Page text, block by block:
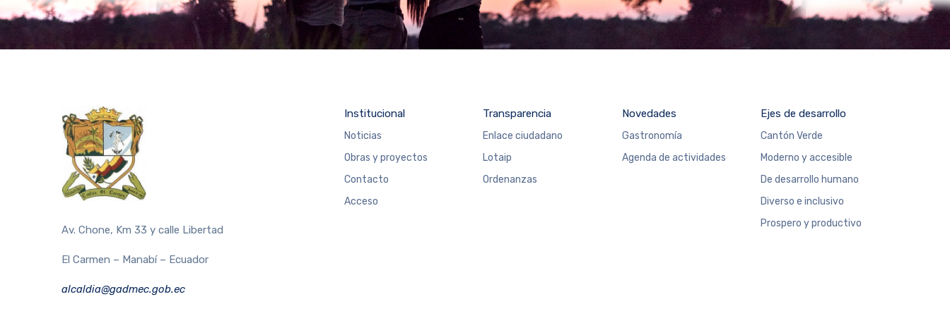
Av. Chone, Km 33 y calle Libertad
El Carmen – Manabí – Ecuador
alcaldia@gadmec.gob.ec
Institucional
Noticias
Obras y proyectos
Contacto
Acceso
Transparencia
Enlace ciudadano
Lotaip
Ordenanzas
Novedades
Gastronomía
Agenda de actividades
Ejes de desarrollo
Cantón Verde
Moderno y accesible
De desarrollo humano
Diverso e inclusivo
Prospero y productivo